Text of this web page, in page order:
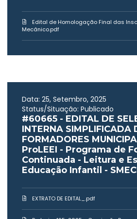
Edital de Homologação Final das
Mecânico.pdf
Data: 25, Setembro, 2025
Status/Situação: Publicado
#60665 - EDITAL DE
INTERNA SIMPLIFICADA
FORMADORES
ProLEEI - Programa de
Continuada - Leitura e
Educação Infantil -
EXTRATO DE EDITAL_.pdf